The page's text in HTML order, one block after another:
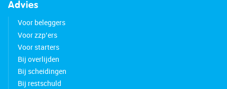
Advies
Voor beleggers
Voor zzp’ers
Voor starters
Bij overlijden
Bij scheidingen
Bij restschuld